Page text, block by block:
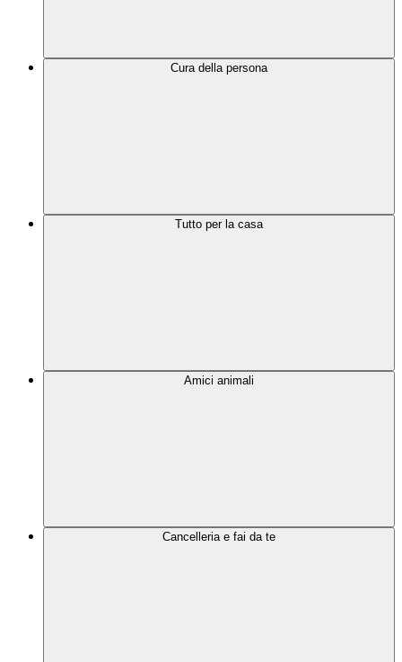
Cura della persona
Tutto per la casa
Amici animali
Cancelleria e fai da te